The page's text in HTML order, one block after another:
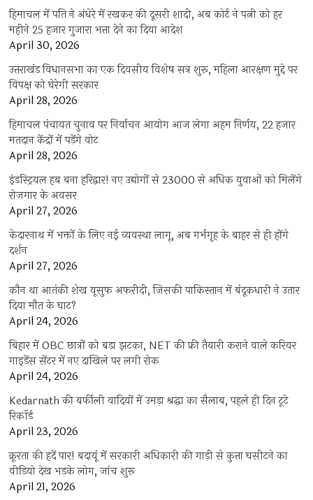
हिमाचल में पति ने अंधेरे में रखकर की दूसरी शादी, अब कोर्ट ने पत्नी को हर
महीने 25 हजार गुजारा भत्ता देने का दिया आदेश
April 30, 2026
उत्तराखंड विधानसभा का एक दिवसीय विशेष सत्र शुरू, महिला आरक्षण मुद्दे पर
विपक्ष को घेरेगी सरकार
April 28, 2026
हिमाचल पंचायत चुनाव पर निर्वाचन आयोग आज लेगा अहम निर्णय, 22 हजार
मतदान केंद्रों में पड़ेंगे वोट
April 28, 2026
इंडस्ट्रियल हब बना हरिद्वार! नए उद्योगों से 23000 से अधिक युवाओं को मिलेंगे
रोजगार के अवसर
April 27, 2026
केदारनाथ में भक्तों के लिए नई व्यवस्था लागू, अब गर्भगृह के बाहर से ही होंगे
दर्शन
April 27, 2026
कौन था आतंकी शेख यूसुफ अफरीदी, जिसकी पाकिस्तान में बंदूकधारी ने उतार
दिया मौत के घाट?
April 24, 2026
बिहार में OBC छात्रों को बड़ा झटका, NET की फ्री तैयारी कराने वाले करियर
गाइडेंस सेंटर में नए दाखिले पर लगी रोक
April 24, 2026
Kedarnath की बर्फीली वादियों में उमड़ा श्रद्धा का सैलाब, पहले ही दिन टूटे
रिकॉर्ड
April 23, 2026
क्रूरता की हदें पार! बदायूं में सरकारी अधिकारी की गाड़ी से कुत्ता घसीटने का
वीडियो देख भड़के लोग, जांच शुरू
April 21, 2026